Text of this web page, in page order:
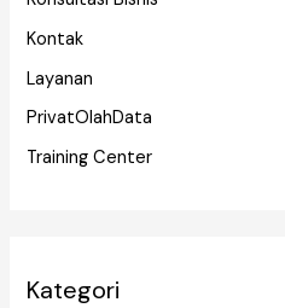
Kontak
Layanan
PrivatOlahData
Training Center
Kategori